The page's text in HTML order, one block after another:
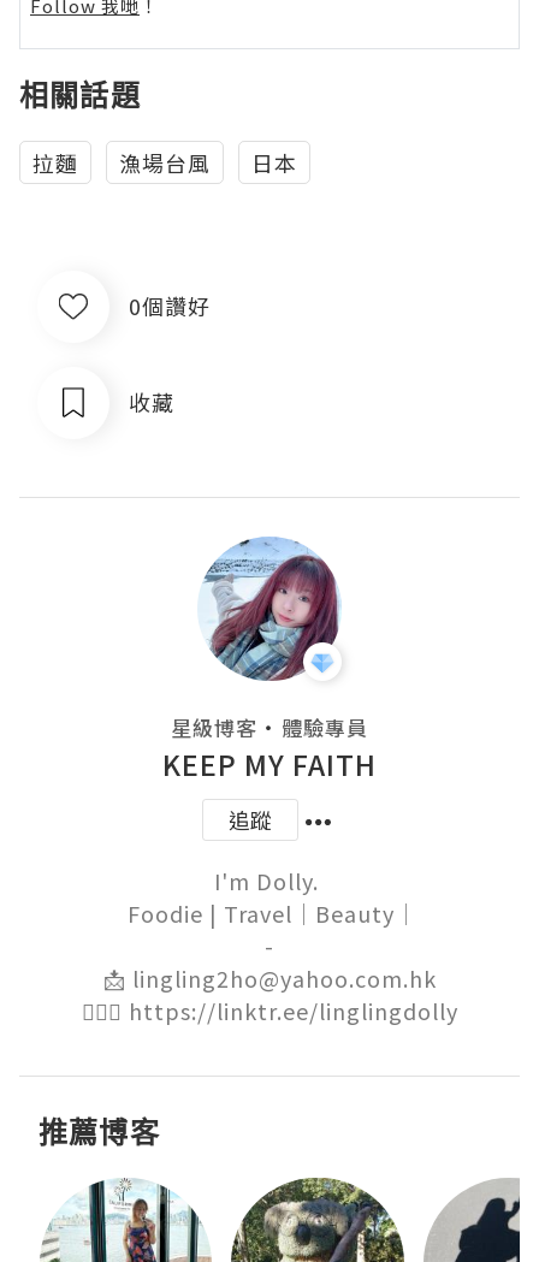
相關話題
拉麵 漁場台風 日本
0個讚好
收藏
星級博客 ・ 體驗專員
KEEP MY FAITH
追蹤
I'm Dolly.
-
📩 lingling2ho@yahoo.com.hk
🙋🏻‍♀️ https://linktr.ee/linglingdolly
推薦博客